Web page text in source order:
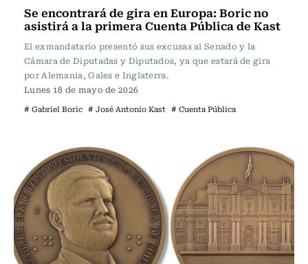
Se encontrará de gira en Europa: Boric no
asistirá a la primera Cuenta Pública de Kast
El exmandatario presentó sus excusas al Senado y la
Cámara de Diputadas y Diputados, ya que estará de gira
por Alemania, Gales e Inglaterra.
Lunes 18 de mayo de 2026
# Gabriel Boric # José Antonio Kast # Cuenta Pública